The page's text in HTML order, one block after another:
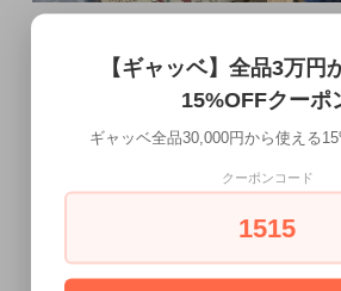
マルチカバー
約225×165cm
約
22,000
SOLD OUT
【ギャッベ】全品3万円
15%OFFクーポ
ギャッベ全品30,000円から使える
クーポンコード
1515